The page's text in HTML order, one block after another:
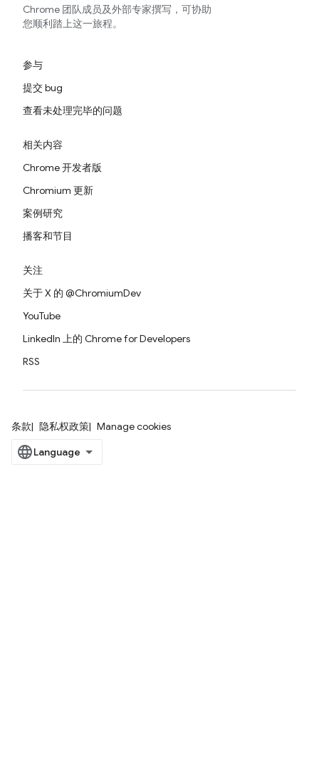
Chrome 团队成员及外部专家撰写，可协助
您顺利踏上这一旅程。
参与
提交 bug
查看未处理完毕的问题
相关内容
Chrome 开发者版
Chromium 更新
案例研究
播客和节目
关注
关于 X 的 @ChromiumDev
YouTube
LinkedIn 上的 Chrome for Developers
RSS
条款 隐私权政策 Manage cookies